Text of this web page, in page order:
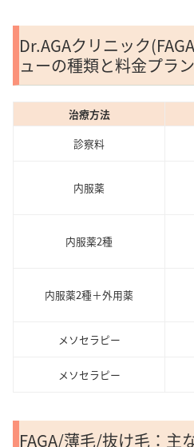
Dr.AGAクリニック
ューの種類と料金プラン
治療方法
診察料
内服薬
内服薬2種
内服薬2種＋外用薬
メソセラピー
メソセラピー
FAGA/薄毛/抜け毛：主